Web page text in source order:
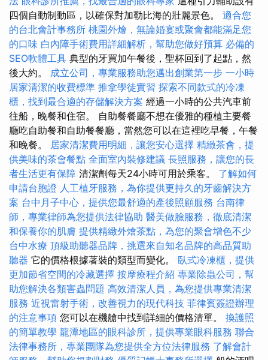
四個自動制動區，以確保對加勒比海的壯麗景色。 適合您
的台北會計事務所 桃園外燴，無論婚宴或聚會都能滿足您
的口味 白內障手術費用詳細解析，幫助您做好預算 必備的
SEO軟體工具 典型的牙買加午餐後，聖杯回到了起點，然
後大約。 成立公司，專業服務助您邁出創業第一步 一小時
居家清潔的收費標準 推拿學徒實習 探索不同款式的冷凍
櫃，找到最合適的存儲解決方案 經過一小時的公共汽車前
往船，晚餐和住宿。 自助餐餐廳不想在優雅的種植主要餐
廳吃自助餐和自助餐餐廳，當然您可以在這裡吃早餐，午餐
和晚餐。 居家清潔費用明細，讓您安心選擇 精緻茶會，提
供美味的茶會餐點 全面室內裝修建議 長照服務，讓您的長
者生活更有保障 清潔劑每天24小時可用於乘客。 了解如何
申請台胞證 人工植牙服務，為你提供更持久的牙齒解決方
案 台中月子中心，提供您最舒適的產後照顧服務 台南律
師，專業律師為您提供法律協助 醫美做臉服務，徹底清潔
和保養你的肌膚 提供精緻外燴茶點，為您的聚會增色不少
台中水療 頂級助聽器品牌，挑選來自知名品牌的高品質助
聽器 它的價格根據著裝的類型而變化。 臥式冷凍櫃，提供
更加節省空間的冷藏選擇 按摩療程介紹 專業除蟲公司，幫
助您解決各類害蟲問題 高效清潔人員，為您提供專業清潔
服務 近視雷射手術，改善視力的現代科技 菲律賓簽證辦理
的注意事項 您可以在機艙中找到詳細的價格清單。 換護照
的簡單教學 龍潭地區的眼科診所，提供專業眼科服務 聯合
法律事務所，專業團隊為您提供全方位法律服務 了解會計